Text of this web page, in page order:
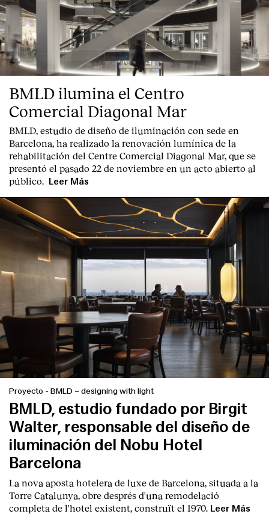
BMLD ilumina el Centro
Comercial Diagonal Mar
BMLD, estudio de diseño de iluminación con sede en
Barcelona, ha realizado la renovación lumínica de la
rehabilitación del Centre Comercial Diagonal Mar, que se
presentó el pasado 22 de noviembre en un acto abierto al
público.
Leer Más
Proyecto - BMLD – designing with light
BMLD, estudio fundado por Birgit
Walter, responsable del diseño de
iluminación del Nobu Hotel
Barcelona
La nova aposta hotelera de luxe de Barcelona, situada a la
Torre Catalunya, obre després d'una remodelació
completa de l'hotel existent, construït el 1970. Leer Más